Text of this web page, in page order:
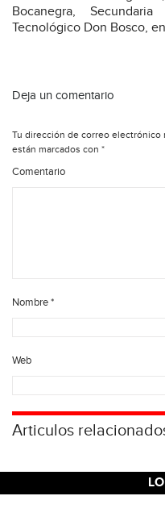
Bocanegra,
Tecnológico Don Bosco,
Deja un comentario
Tu dirección de correo electrónico
están marcados con *
Comentario
Nombre*
Web
Articulos